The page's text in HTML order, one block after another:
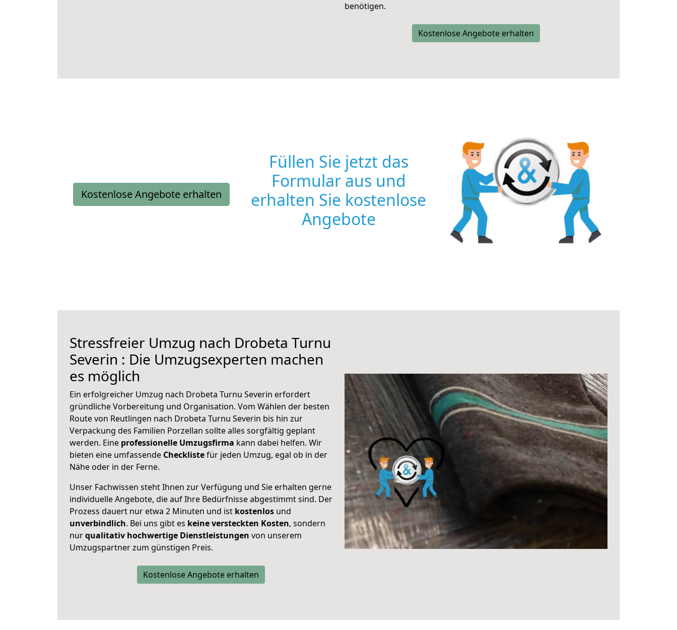
benötigen.
Kostenlose Angebote erhalten
Kostenlose Angebote erhalten
Füllen Sie jetzt das
Formular aus und
erhalten Sie kostenlose
Angebote
Stressfreier Umzug nach Drobeta Turnu
Severin : Die Umzugsexperten machen
es möglich
Ein erfolgreicher Umzug nach Drobeta Turnu Severin erfordert
gründliche Vorbereitung und Organisation. Vom Wählen der besten
Route von Reutlingen nach Drobeta Turnu Severin bis hin zur
Verpackung des Familien Porzellan sollte alles sorgfältig geplant
werden. Eine professionelle Umzugsfirma kann dabei helfen. Wir
bieten eine umfassende Checklistefür jeden Umzug, egal ob in der
Nähe oder in der Ferne.
Unser Fachwissen steht Ihnen zur Verfügung und Sie erhalten gerne
individuelle Angebote, die auf Ihre Bedürfnisse abgestimmt sind. Der
Prozess dauert nur etwa 2 Minuten und ist kostenlos und
unverbindlich. Bei uns gibt es keine versteckten Kosten, sondern
nurqualitativ hochwertige Dienstleistungen von unserem
Umzugspartner zum günstigen Preis.
Kostenlose Angebote erhalten